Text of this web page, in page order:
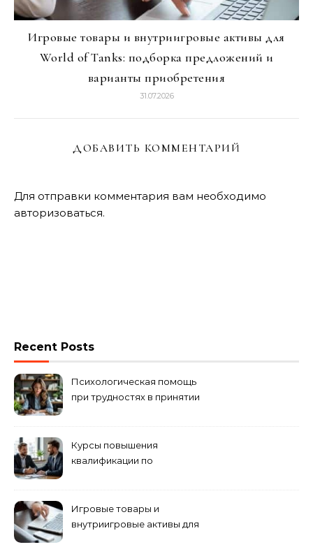
Игровые товары и внутриигровые активы для
World of Tanks: подборка предложений и
варианты приобретения
31.07.2026
ДОБАВИТЬ КОММЕНТАРИЙ
Для отправки комментария вам необходимо
авторизоваться.
Recent Posts
Психологическая помощь
при трудностях в принятии
Курсы повышения
квалификации по
Игровые товары и
внутриигровые активы для